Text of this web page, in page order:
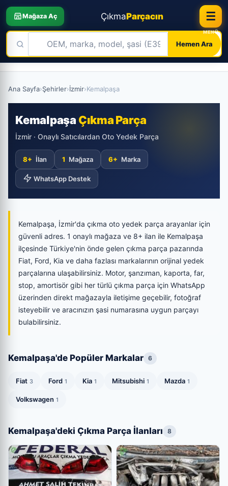
Mağaza Aç ÇıkmaParçacın
Hemen Ara
☰
Ana Sayfa›Şehirler›İzmir›Kemalpaşa
Kemalpaşa Çıkma Parça
İzmir · Onaylı Satıcılardan Oto Yedek Parça
8+ İlan 1 Mağaza 6+ Marka
WhatsApp Destek
Kemalpaşa, İzmir'da çıkma oto yedek parça arayanlar için
güvenli adres. 1 onaylı mağaza ve 8+ ilan ile Kemalpaşa
ilçesinde Türkiye'nin önde gelen çıkma parça pazarında
Fiat, Ford, Kia ve daha fazlası markalarının orijinal yedek
parçalarına ulaşabilirsiniz. Motor, şanzıman, kaporta, far,
stop, amortisör gibi her türlü çıkma parça için WhatsApp
üzerinden direkt mağazayla iletişime geçebilir, fotoğraf
isteyebilir ve aracınızın şasi numarasına uygun parçayı
bulabilirsiniz.
Kemalpaşa'de Popüler Markalar 6
Fiat 3 Ford 1 Kia 1 Mitsubishi 1 Mazda 1
Volkswagen 1
Kemalpaşa'deki Çıkma Parça İlanları 8